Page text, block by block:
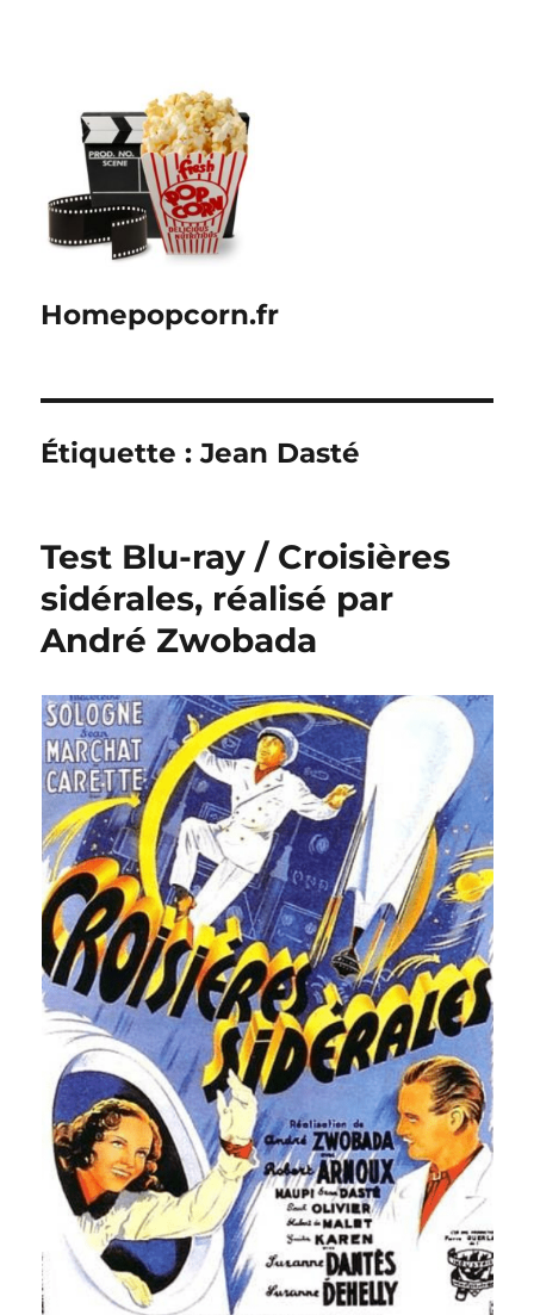
Homepopcorn.fr
Étiquette :Jean Dasté
Test Blu-ray / Croisières
sidérales, réalisé par
André Zwobada